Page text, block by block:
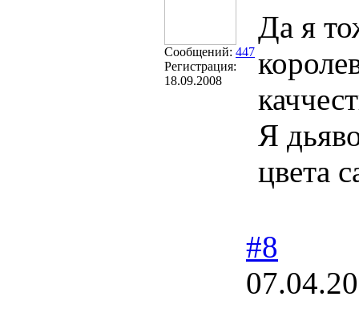
Сообщений: 447
Регистрация:
18.09.2008
Да я
Я
цвета
#8